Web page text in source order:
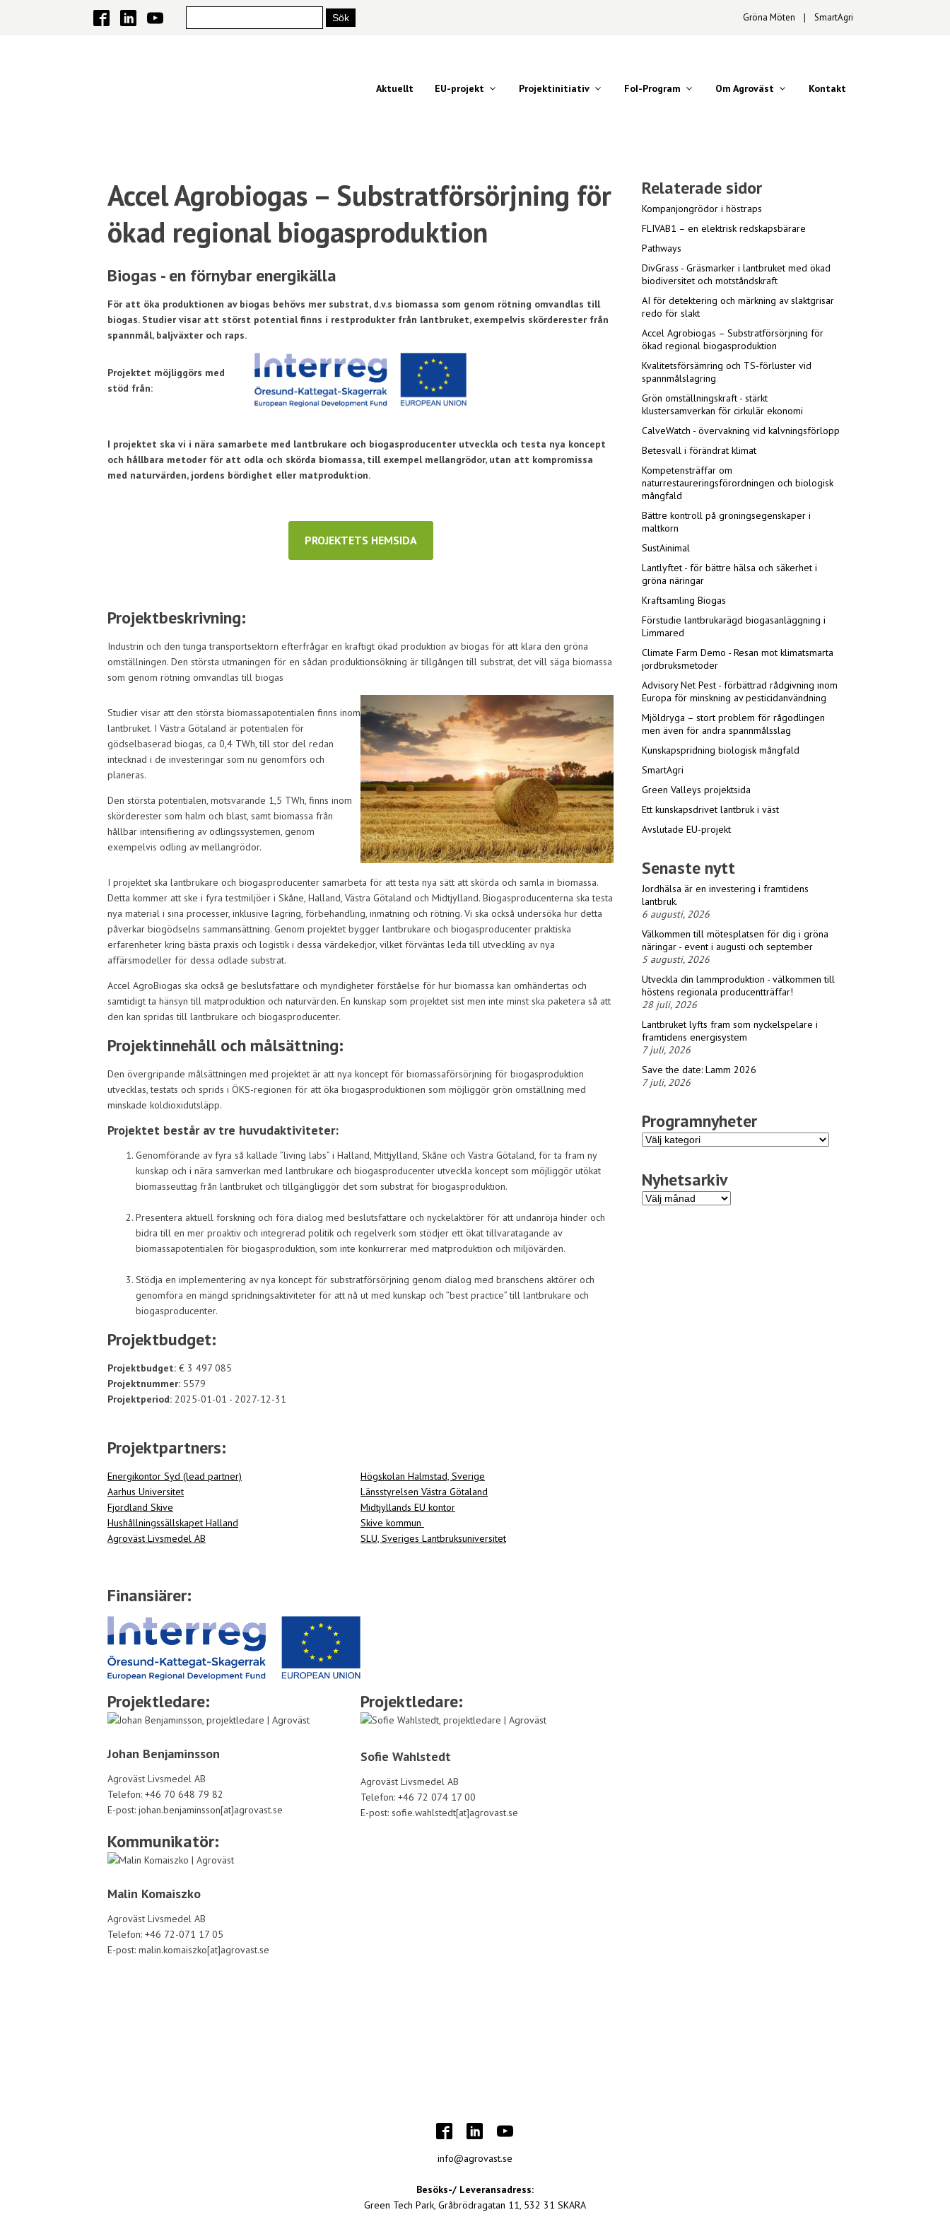
Gröna Möten ∣ SmartAgri
Aktuellt EU-projekt Projektinitiativ FoI-Program Om Agroväst Kontakt
Accel Agrobiogas – Substratförsörjning för
ökad regional biogasproduktion
Biogas - en förnybar energikälla
För att öka produktionen av biogas behövs mer substrat, d.v.s biomassa som genom rötning omvandlas till
biogas. Studier visar att störst potential finns i restprodukter från lantbruket, exempelvis skörderester från
spannmål, baljväxter och raps.
Projektet möjliggörs med
stöd från:
I projektet ska vi i nära samarbete med lantbrukare och biogasproducenter utveckla och testa nya koncept
och hållbara metoder för att odla och skörda biomassa, till exempel mellangrödor, utan att kompromissa
med naturvärden, jordens bördighet eller matproduktion.
PROJEKTETS HEMSIDA
Projektbeskrivning:
Industrin och den tunga transportsektorn efterfrågar en kraftigt ökad produktion av biogas för att klara den gröna
omställningen. Den största utmaningen för en sådan produktionsökning är tillgången till substrat, det vill säga biomassa
som genom rötning omvandlas till biogas
Studier visar att den största biomassapotentialen finns inom
lantbruket. I Västra Götaland är potentialen för
gödselbaserad biogas, ca 0,4 TWh, till stor del redan
intecknad i de investeringar som nu genomförs och
planeras.
Den största potentialen, motsvarande 1,5 TWh, finns inom
skörderester som halm och blast, samt biomassa från
hållbar intensifiering av odlingssystemen, genom
exempelvis odling av mellangrödor.
I projektet ska lantbrukare och biogasproducenter samarbeta för att testa nya sätt att skörda och samla in biomassa.
Detta kommer att ske i fyra testmiljöer i Skåne, Halland, Västra Götaland och Midtjylland. Biogasproducenterna ska testa
nya material i sina processer, inklusive lagring, förbehandling, inmatning och rötning. Vi ska också undersöka hur detta
påverkar biogödselns sammansättning. Genom projektet bygger lantbrukare och biogasproducenter praktiska
erfarenheter kring bästa praxis och logistik i dessa värdekedjor, vilket förväntas leda till utveckling av nya
affärsmodeller för dessa odlade substrat.
Accel AgroBiogas ska också ge beslutsfattare och myndigheter förståelse för hur biomassa kan omhändertas och
samtidigt ta hänsyn till matproduktion och naturvärden. En kunskap som projektet sist men inte minst ska paketera så att
den kan spridas till lantbrukare och biogasproducenter.
Projektinnehåll och målsättning:
Den övergripande målsättningen med projektet är att nya koncept för biomassaförsörjning för biogasproduktion
utvecklas, testats och sprids i ÖKS-regionen för att öka biogasproduktionen som möjliggör grön omställning med
minskade koldioxidutsläpp.
Projektet består av tre huvudaktiviteter:
Genomförande av fyra så kallade ”living labs” i Halland, Mittjylland, Skåne och Västra Götaland, för ta fram ny
kunskap och i nära samverkan med lantbrukare och biogasproducenter utveckla koncept som möjliggör utökat
biomasseuttag från lantbruket och tillgängliggör det som substrat för biogasproduktion.
Presentera aktuell forskning och föra dialog med beslutsfattare och nyckelaktörer för att undanröja hinder och
bidra till en mer proaktiv och integrerad politik och regelverk som stödjer ett ökat tillvaratagande av
biomassapotentialen för biogasproduktion, som inte konkurrerar med matproduktion och miljövärden.
Stödja en implementering av nya koncept för substratförsörjning genom dialog med branschens aktörer och
genomföra en mängd spridningsaktiviteter för att nå ut med kunskap och ”best practice” till lantbrukare och
biogasproducenter.
Projektbudget:
Projektbudget: € 3 497 085
Projektnummer: 5579
Projektperiod: 2025-01-01 - 2027-12-31
Projektpartners:
Energikontor Syd (lead partner)
Aarhus Universitet
Fjordland Skive
Hushållningssällskapet Halland
Agroväst Livsmedel AB
Högskolan Halmstad, Sverige
Länsstyrelsen Västra Götaland
Midtjyllands EU kontor
Skive kommun
SLU, Sveriges Lantbruksuniversitet
Finansiärer:
Projektledare:
Johan Benjaminsson
Agroväst Livsmedel AB
Telefon: +46 70 648 79 82
E-post: johan.benjaminsson[at]agrovast.se
Projektledare:
Sofie Wahlstedt
Agroväst Livsmedel AB
Telefon: +46 72 074 17 00
E-post: sofie.wahlstedt[at]agrovast.se
Kommunikatör:
Malin Komaiszko
Agroväst Livsmedel AB
Telefon: +46 72-071 17 05
E-post: malin.komaiszko[at]agrovast.se
Relaterade sidor
Kompanjongrödor i höstraps
FLIVAB1 – en elektrisk redskapsbärare
Pathways
DivGrass - Gräsmarker i lantbruket med ökad
biodiversitet och motståndskraft
AI för detektering och märkning av slaktgrisar
redo för slakt
Accel Agrobiogas – Substratförsörjning för
ökad regional biogasproduktion
Kvalitetsförsämring och TS-förluster vid
spannmålslagring
Grön omställningskraft - stärkt
klustersamverkan för cirkulär ekonomi
CalveWatch - övervakning vid kalvningsförlopp
Betesvall i förändrat klimat
Kompetensträffar om
naturrestaureringsförordningen och biologisk
mångfald
Bättre kontroll på groningsegenskaper i
maltkorn
SustAinimal
Lantlyftet - för bättre hälsa och säkerhet i
gröna näringar
Kraftsamling Biogas
Förstudie lantbrukarägd biogasanläggning i
Limmared
Climate Farm Demo - Resan mot klimatsmarta
jordbruksmetoder
Advisory Net Pest - förbättrad rådgivning inom
Europa för minskning av pesticidanvändning
Mjöldryga – stort problem för rågodlingen
men även för andra spannmålsslag
Kunskapspridning biologisk mångfald
SmartAgri
Green Valleys projektsida
Ett kunskapsdrivet lantbruk i väst
Avslutade EU-projekt
Senaste nytt
Jordhälsa är en investering i framtidens
lantbruk.
6 augusti, 2026
Välkommen till mötesplatsen för dig i gröna
näringar - event i augusti och september
5 augusti, 2026
Utveckla din lammproduktion - välkommen till
höstens regionala producentträffar!
28 juli, 2026
Lantbruket lyfts fram som nyckelspelare i
framtidens energisystem
7 juli, 2026
Save the date: Lamm 2026
7 juli, 2026
Programnyheter
Programnyheter
Nyhetsarkiv
Nyhetsarkiv
info@agrovast.se
Besöks-/ Leveransadress:
Green Tech Park, Gråbrödragatan 11, 532 31 SKARA